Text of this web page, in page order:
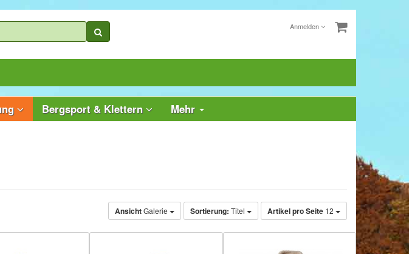
Anmelden
Bergsport & Klettern Mehr
AnsichtGalerie Sortierung: Titel Artikel pro Seite 12